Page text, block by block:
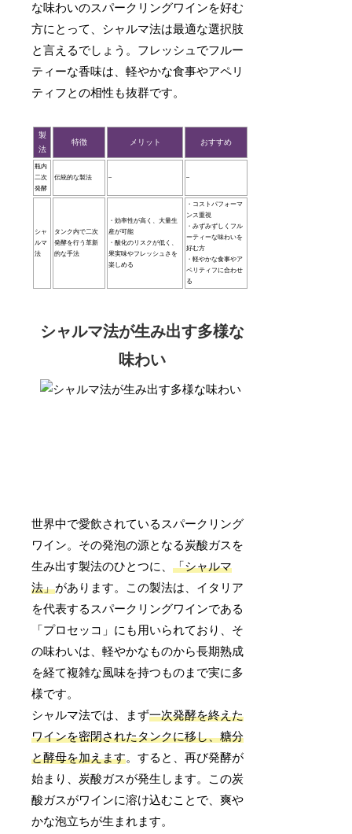
な味わいのスパークリングワインを好む
方にとって、シャルマ法は最適な選択肢
と言えるでしょう。フレッシュでフルー
ティーな香味は、軽やかな食事やアペリ
ティフとの相性も抜群です。
製
法
特徴 メリット おすすめ
瓶内
二次
発酵
伝統的な製法 – –
シャ
ルマ
法
タンク内で二次
発酵を行う革新
的な手法
・効率性が高く、大量生
産が可能
・酸化のリスクが低く、
果実味やフレッシュさを
楽しめる
・コストパフォーマ
ンス重視
・みずみずしくフル
ーティーな味わいを
好む方
・軽やかな食事やア
ペリティフに合わせ
る
シャルマ法が生み出す多様な
味わい
世界中で愛飲されているスパークリング
ワイン。その発泡の源となる炭酸ガスを
生み出す製法のひとつに、「シャルマ
法」があります。この製法は、イタリア
を代表するスパークリングワインである
「プロセッコ」にも用いられており、そ
の味わいは、軽やかなものから長期熟成
を経て複雑な風味を持つものまで実に多
様です。
シャルマ法では、まず一次発酵を終えた
ワインを密閉されたタンクに移し、糖分
と酵母を加えます。すると、再び発酵が
始まり、炭酸ガスが発生します。この炭
酸ガスがワインに溶け込むことで、爽や
かな泡立ちが生まれます。